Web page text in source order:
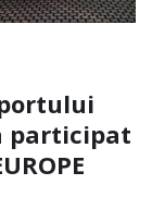
participat